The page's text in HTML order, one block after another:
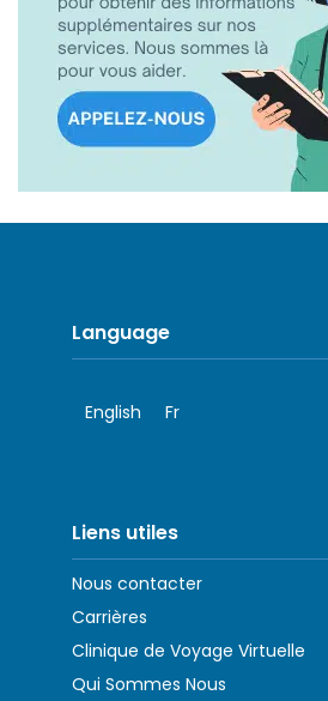
Language
English Fr
Liens utiles
Nous contacter
Carrières
Clinique de Voyage Virtuelle
Qui Sommes Nous